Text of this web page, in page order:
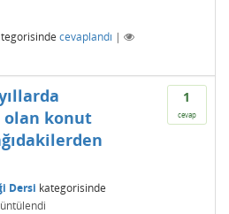
cevaplandı |
1
cevap
olan konut
Dersi kategorisinde